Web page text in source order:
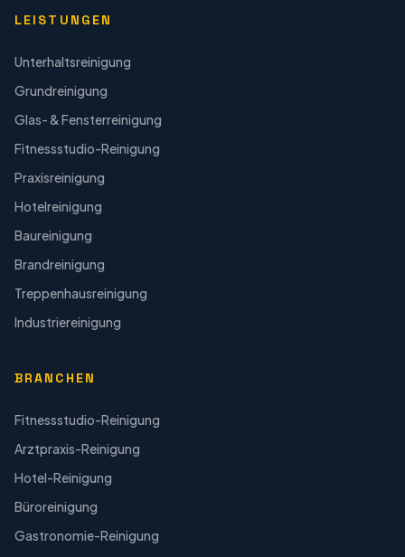
LEISTUNGEN
Unterhaltsreinigung
Grundreinigung
Glas- & Fensterreinigung
Fitnessstudio-Reinigung
Praxisreinigung
Hotelreinigung
Baureinigung
Brandreinigung
Treppenhausreinigung
Industriereinigung
BRANCHEN
Fitnessstudio-Reinigung
Arztpraxis-Reinigung
Hotel-Reinigung
Büroreinigung
Gastronomie-Reinigung